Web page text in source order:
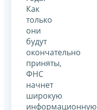
Как
только
они
будут
окончательно
приняты,
ФНС
начнет
широкую
информационную